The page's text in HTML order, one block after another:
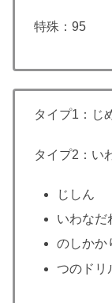
特殊：95
タイプ1：じ
タイプ2：い
じしん
いわなだ
のしかか
つのドリ